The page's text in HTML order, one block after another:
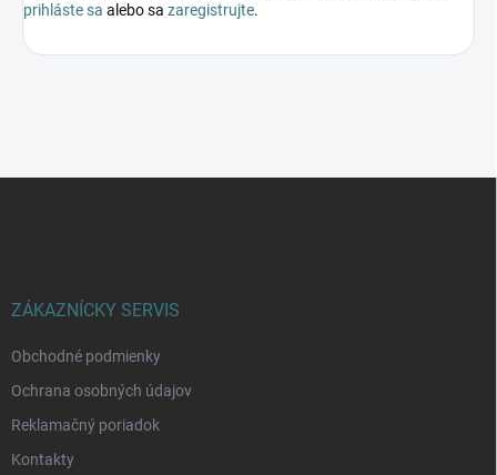
prihláste sa alebo sa zaregistrujte.
ZÁKAZNÍCKY SERVIS
Obchodné podmienky
Ochrana osobných údajov
Reklamačný poriadok
Kontakty